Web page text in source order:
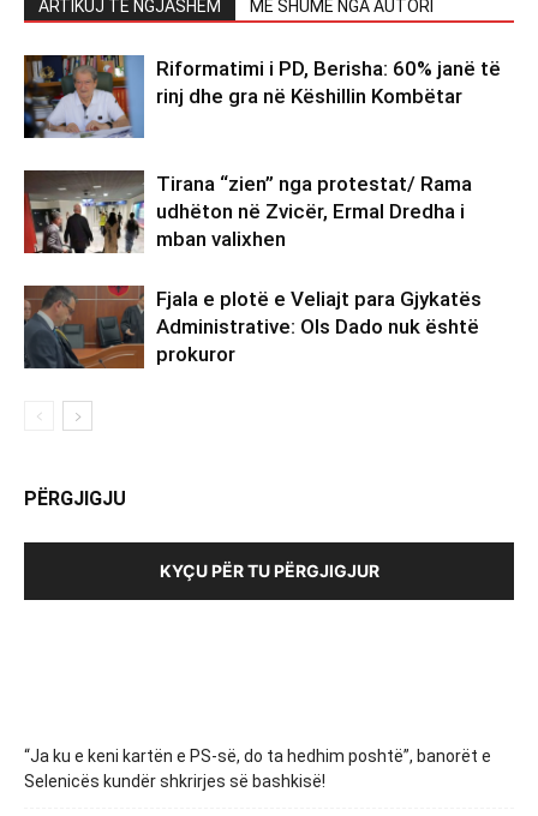
ARTIKUJ TË NGJASHËM MË SHUMË NGA AUTORI
Riformatimi i PD, Berisha: 60% janë të
rinj dhe gra në Këshillin Kombëtar
Tirana “zien” nga protestat/ Rama
udhëton në Zvicër, Ermal Dredha i
mban valixhen
Fjala e plotë e Veliajt para Gjykatës
Administrative: Ols Dado nuk është
prokuror
PËRGJIGJU
KYÇU PËR TU PËRGJIGJUR
“Ja ku e keni kartën e PS-së, do ta hedhim poshtë”, banorët e
Selenicës kundër shkrirjes së bashkisë!